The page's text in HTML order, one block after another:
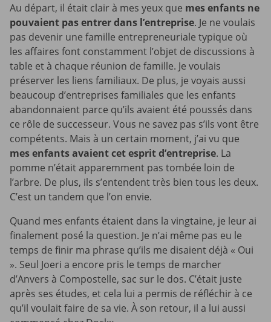
Au départ, il était clair à mes yeux que mes enfants ne
pouvaient pas entrer dans l’entreprise. Je ne voulais
pas devenir une famille entrepreneuriale typique où
les affaires font constamment l’objet de discussions à
table et à chaque réunion de famille. Je voulais
préserver les liens familiaux. De plus, je voyais aussi
beaucoup d’entreprises familiales que les enfants
abandonnaient parce qu’ils avaient été poussés dans
ce rôle de successeur. Vous ne savez pas s’ils vont être
compétents. Mais à un certain moment, j’ai vu que
mes enfants avaient cet esprit d’entreprise. La
pomme n’était apparemment pas tombée loin de
l’arbre. De plus, ils s’entendent très bien tous les deux.
C’est un tandem que l’on envie.
Quand mes enfants étaient dans la vingtaine, je leur ai
finalement posé la question. Je n’ai même pas eu le
temps de finir ma phrase qu’ils me disaient déjà « Oui
». Seul Joeri a encore pris le temps de marcher
d’Anvers à Compostelle, sac sur le dos. C’était juste
après ses études, et cela lui a permis de réfléchir à ce
qu’il voulait faire de sa vie. À son retour, il a lui aussi